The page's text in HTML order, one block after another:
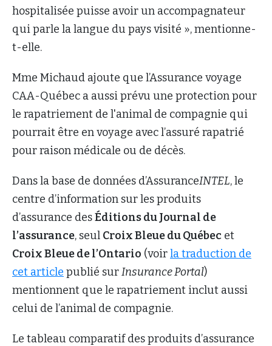
hospitalisée puisse avoir un accompagnateur
qui parle la langue du pays visité », mentionne-
t-elle.
Mme Michaud ajoute que l’Assurance voyage
CAA-Québec a aussi prévu une protection pour
le rapatriement de l'animal de compagnie qui
pourrait être en voyage avec l’assuré rapatrié
pour raison médicale ou de décès.
Dans la base de données d’AssuranceINTEL, le
centre d’information sur les produits
d’assurance desÉditions du Journal de
l’assurance, seul Croix Bleue du Québec et
Croix Bleue de l’Ontario (voirla traduction de
cet article publié surInsurance Portal)
mentionnent que le rapatriement inclut aussi
celui de l’animal de compagnie.
Le tableau comparatif des produits d’assurance